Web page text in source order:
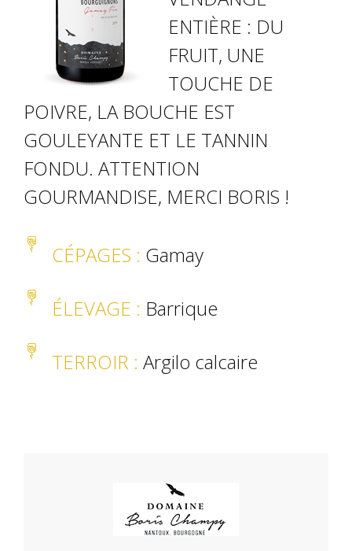
ENTIÈRE : DU
FRUIT, UNE
TOUCHE DE
POIVRE, LA BOUCHE EST
GOULEYANTE ET LE TANNIN
FONDU. ATTENTION
GOURMANDISE, MERCI BORIS !
CÉPAGES : Gamay
ÉLEVAGE : Barrique
TERROIR : Argilo calcaire